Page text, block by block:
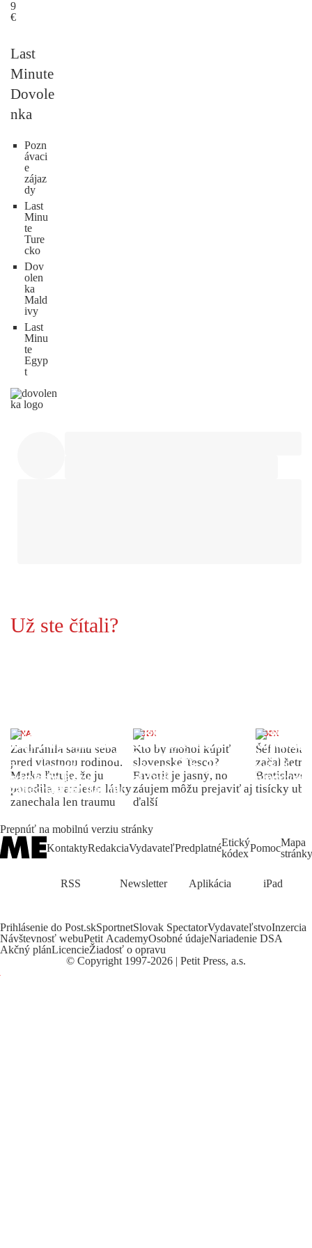
9
€
Last
Minute
Dovole
nka
Pozn
ávaci
e
zájaz
dy
Last
Minu
te
Ture
cko
Dov
olen
ka
Mald
ivy
Last
Minu
te
Egyp
t
Už ste čítali?
ŽENA
Zachránila samu seba
pred vlastnou rodinou.
Matka ľutuje, že ju
porodila, namiesto lásky
zanechala len traumu
INDEX
Kto by mohol kúpiť
slovenské Tesco?
Favorit je jasný, no
záujem môžu prejaviť aj
ďalší
INDEX
Šéf
začal
Bratislave
tisícky
Prepnúť na mobilnú verziu stránky
KontaktyRedakciaVydavateľPredplatnéEtický
kódexPomocMapa
stránky
RSS Newsletter Aplikácia iPad
Prihlásenie do Post.skSportnetSlovak SpectatorVydavateľstvoInzercia
Návštevnosť webuPetit AcademyOsobné údajeNariadenie DSA
Akčný plánLicencieŽiadosť o opravu
© Copyright 1997-2026 | Petit Press, a.s.